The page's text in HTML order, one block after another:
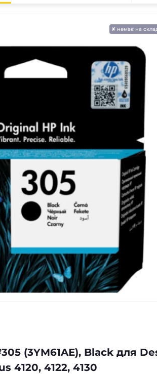
✘ немає на
(3YM61AE), Black для
4120, 4122, 4130